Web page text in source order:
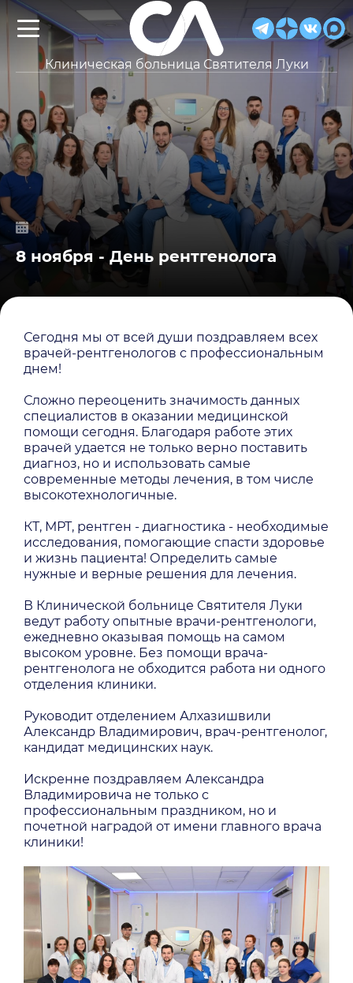
Клиническая больница Святителя Луки
8 ноября - День рентгенолога
Сегодня мы от всей души поздравляем всех
врачей-рентгенологов с профессиональным
днем!
Сложно переоценить значимость данных
специалистов в оказании медицинской
помощи сегодня. Благодаря работе этих
врачей удается не только верно поставить
диагноз, но и использовать самые
современные методы лечения, в том числе
высокотехнологичные.
КТ, МРТ, рентген - диагностика - необходимые
исследования, помогающие спасти здоровье
и жизнь пациента! Определить самые
нужные и верные решения для лечения.
В Клинической больнице Святителя Луки
ведут работу опытные врачи-рентгенологи,
ежедневно оказывая помощь на самом
высоком уровне. Без помощи врача-
рентгенолога не обходится работа ни одного
отделения клиники.
Руководит отделением Алхазишвили
Александр Владимирович, врач-рентгенолог,
кандидат медицинских наук.
Искренне поздравляем Александра
Владимировича не только с
профессиональным праздником, но и
почетной наградой от имени главного врача
клиники!